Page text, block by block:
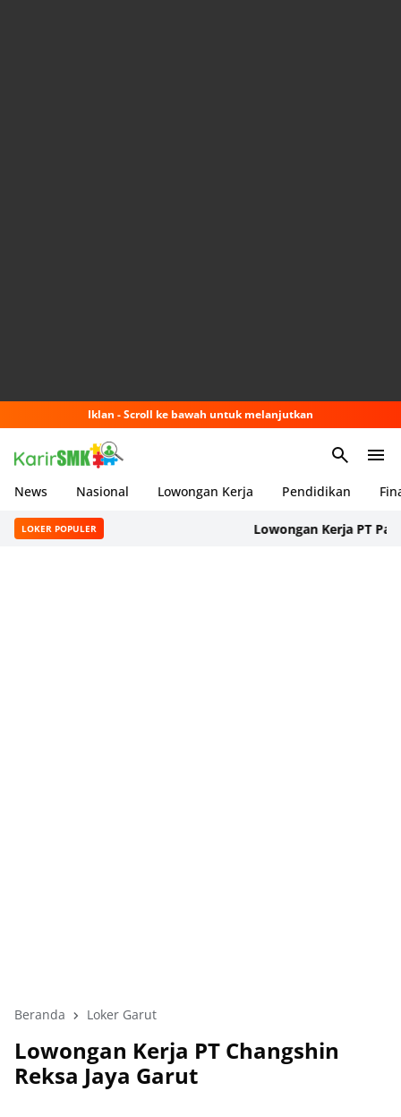
Iklan - Scroll ke bawah untuk melanjutkan
News Nasional Lowongan Kerja Pendidikan
LOKER POPULER Lowongan Kerja PT
Beranda Loker Garut
Lowongan Kerja PT Changshin
Reksa Jaya Garut